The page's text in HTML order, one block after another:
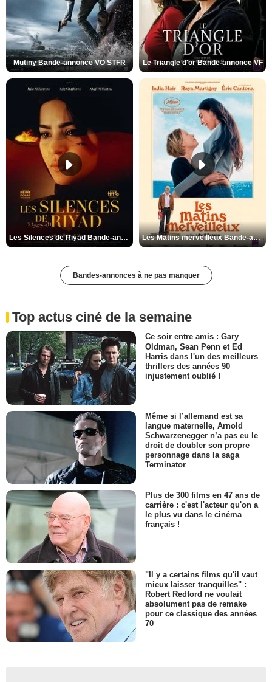
Mutiny Bande-annonce VO STFR Le Triangle d'or Bande-annonce VF
Les Silences de Riyad Bande-annonce VO STFR Les Matins merveilleux Bande-annonce VF
Bandes-annonces à ne pas manquer
Top actus ciné de la semaine
Ce soir entre amis : Gary
Oldman, Sean Penn et Ed
Harris dans l'un des meilleurs
thrillers des années 90
injustement oublié !
Même si l’allemand est sa
langue maternelle, Arnold
Schwarzenegger n’a pas eu le
droit de doubler son propre
personnage dans la saga
Terminator
Plus de 300 films en 47 ans de
carrière : c'est l'acteur qu'on a
le plus vu dans le cinéma
français !
"Il y a certains films qu'il vaut
mieux laisser tranquilles" :
Robert Redford ne voulait
absolument pas de remake
pour ce classique des années
70